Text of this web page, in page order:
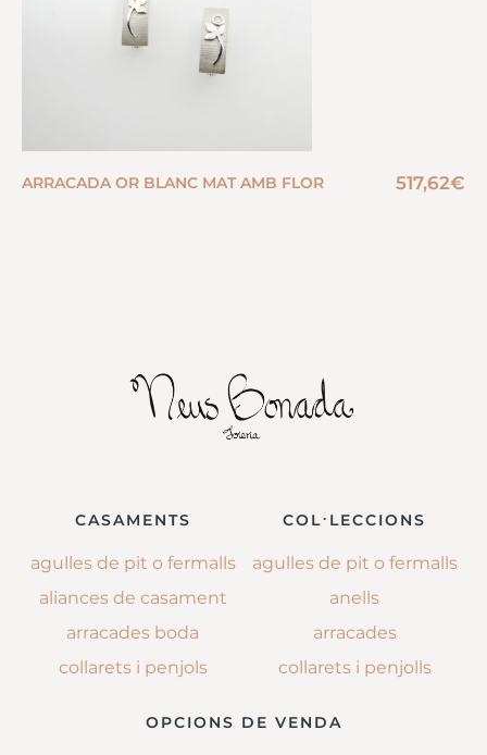
ARRACADA OR BLANC MAT AMB FLOR 517,62€
CASAMENTS
agulles de pit o fermalls
aliances de casament
arracades boda
collarets i penjols
COL·LECCIONS
agulles de pit o fermalls
anells
arracades
collarets i penjolls
OPCIONS DE VENDA